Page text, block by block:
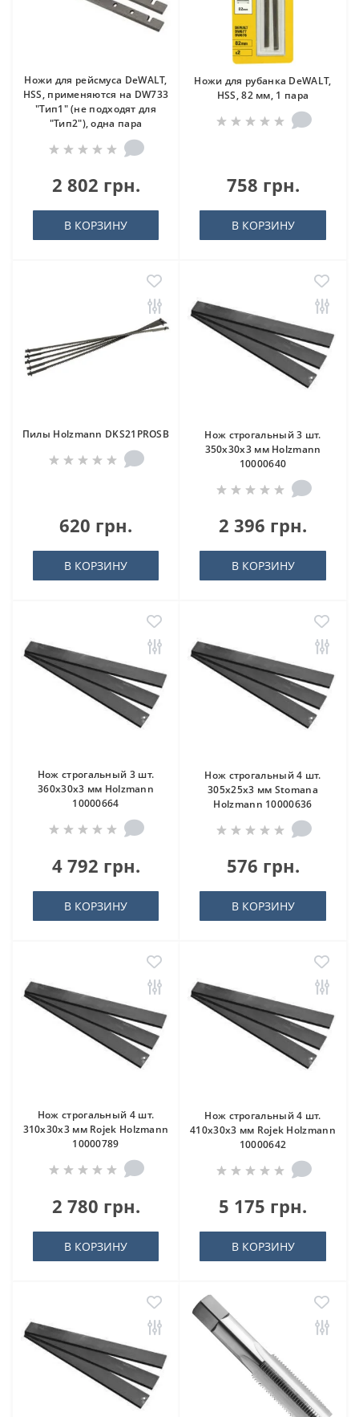
Ножи для рейсмуса DeWALT,
HSS, применяются на DW733
"Тип1" (не подходят для
"Тип2"), одна пара
2 802 грн.
В КОРЗИНУ
Ножи для рубанка DeWALT,
HSS, 82 мм, 1 пара
758 грн.
В КОРЗИНУ
Пилы Holzmann DKS21PROSB
620 грн.
В КОРЗИНУ
Нож строгальный 3 шт.
350x30x3 мм Holzmann
10000640
2 396 грн.
В КОРЗИНУ
Нож строгальный 3 шт.
360x30x3 мм Holzmann
10000664
4 792 грн.
В КОРЗИНУ
Нож строгальный 4 шт.
305x25x3 мм Stomana
Holzmann 10000636
576 грн.
В КОРЗИНУ
Нож строгальный 4 шт.
310x30x3 мм Rojek Holzmann
10000789
2 780 грн.
В КОРЗИНУ
Нож строгальный 4 шт.
410x30x3 мм Rojek Holzmann
10000642
5 175 грн.
В КОРЗИНУ